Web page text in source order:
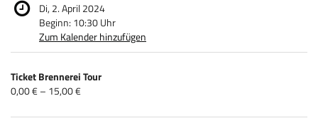
Di, 2. April 2024
Beginn: 10:30Uhr
Zum Kalender hinzufügen
Produkte
Unkategorisierte
Produkte
Ticket Brennerei Tour
von
bis
0,00 € – 15,00 €